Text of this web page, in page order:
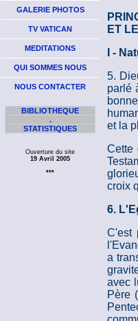
GALERIE PHOTOS
TV VATICAN
MEDITATIONS
QUI SOMMES NOUS
NOUS CONTACTER
BIBLIOTHEQUE
.
STATISTIQUES
Ouverture du site
19 Avril 2005
***
ET
I -
5.
parlé
et la
Cette
croix
6.
C'est
a
avec
Père